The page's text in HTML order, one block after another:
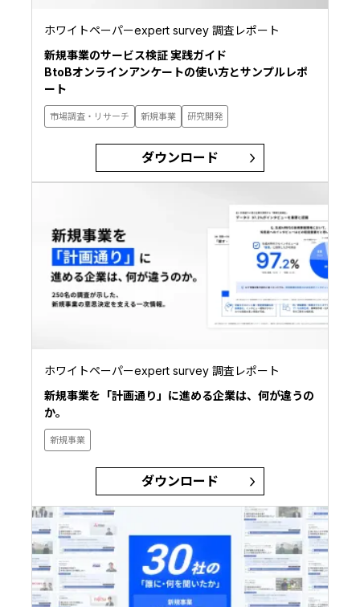
ホワイトペーパーexpert survey 調査レポート
新規事業のサービス検証 実践ガイド
BtoBオンラインアンケートの使い方とサンプルレポ
ート
市場調査・リサーチ 新規事業 研究開発
ダウンロード
ホワイトペーパーexpert survey 調査レポート
新規事業を「計画通り」に進める企業は、何が違うの
か。
新規事業
ダウンロード